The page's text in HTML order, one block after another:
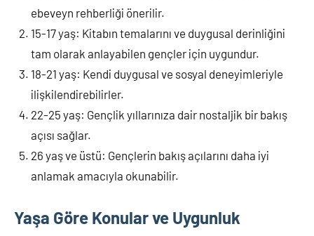
ebeveyn rehberliği önerilir.
15-17 yaş: Kitabın temalarını ve duygusal derinliğini
tam olarak anlayabilen gençler için uygundur.
18-21 yaş: Kendi duygusal ve sosyal deneyimleriyle
ilişkilendirebilirler.
22-25 yaş: Gençlik yıllarınıza dair nostaljik bir bakış
açısı sağlar.
26 yaş ve üstü: Gençlerin bakış açılarını daha iyi
anlamak amacıyla okunabilir.
Yaşa Göre Konular ve Uygunluk